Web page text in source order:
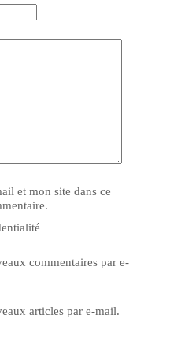
et mon site dans ce
commentaires par e-
articles par e-mail.